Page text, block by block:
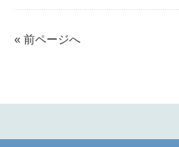
« 前ページへ